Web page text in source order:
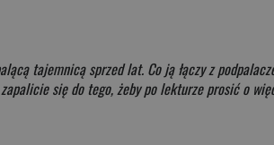
tajemnicą sprzed lat. Co ją łączy z
się do tego, żeby po lekturze prosić o